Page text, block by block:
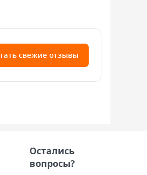
свежие отзывы
Остались
вопросы?